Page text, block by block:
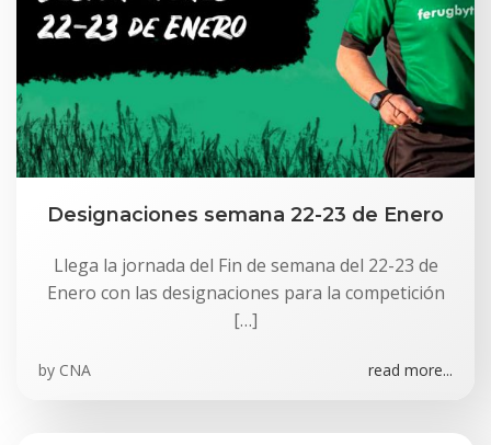
Designaciones semana 22-23 de Enero
Llega la jornada del Fin de semana del 22-23 de
Enero con las designaciones para la competición
[…]
by CNA read more...